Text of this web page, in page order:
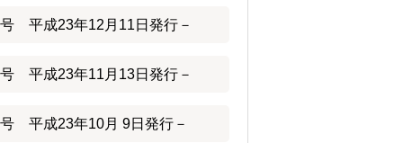
平成23年12月11日発行－
平成23年11月13日発行－
平成23年10月 9日発行－